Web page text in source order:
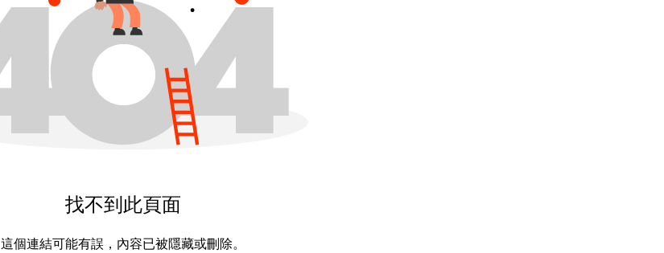
找不到此頁面
這個連結可能有誤，內容已被隱藏或刪除。